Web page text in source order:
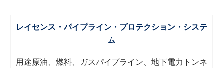
レイセンス・パイプライン・プロテクション・システ
ム
用途原油、燃料、ガスパイプライン、地下電力トンネ